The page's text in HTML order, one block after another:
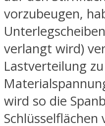
vorzubeugen,
verlangt wird)
Lastverteilung
wird so die